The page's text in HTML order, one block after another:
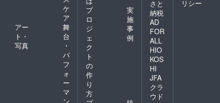
ケ
ア
アー
ト・
写真
舞
台
・
パ
フ
ォ
ー
マ
ン
プ
ロ
ジ
ェ
ク
ト
の
作
り
方
実
施
事
例
さと
納税
AD
FOR
ALL
HIO
KOS
HI
JFA
クラ
ウド
リシー